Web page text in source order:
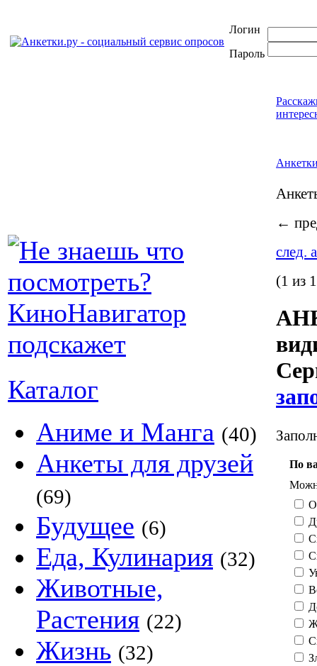
Логин
Пароль
Каталог
Аниме и Манга (40)
Анкеты для друзей
(69)
Будущее (6)
Еда, Кулинария (32)
Животные,
Растения (22)
Жизнь (32)
←
след.
(1 из
По